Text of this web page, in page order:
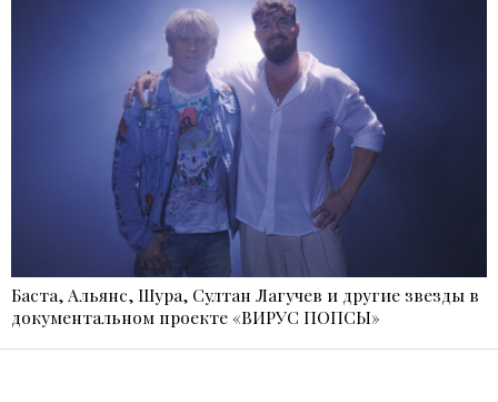
Баста, Альянс, Шура, Султан Лагучев и другие звезды в
документальном проекте «ВИРУС ПОПСЫ»